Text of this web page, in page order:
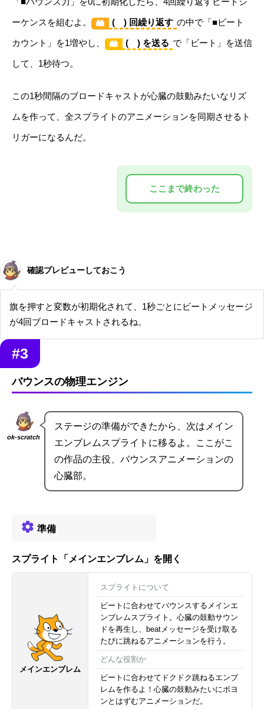
ーケンスを組むよ。 ( ) 回繰り返す の中で「■ビート
カウント」を1増やし、 ( ) を送る で「ビート」を送信
して、1秒待つ。
この1秒間隔のブロードキャストが心臓の鼓動みたいなリズ
ムを作って、全スプライトのアニメーションを同期させるト
リガーになるんだ。
確認プレビューしておこう
旗を押すと変数が初期化されて、1秒ごとにビートメッセージ
が4回ブロードキャストされるね。
#3
バウンスの物理エンジン
ok-scratch
ステージの準備ができたから、次はメイン
エンブレムスプライトに移るよ。ここがこ
の作品の主役、バウンスアニメーションの
心臓部。
準備
スプライト「メインエンブレム」を開く
メインエンブレム
スプライトについて
ビートに合わせてバウンスするメインエ
ンブレムスプライト。心臓の鼓動サウン
ドを再生し、beatメッセージを受け取る
たびに跳ねるアニメーションを行う。
どんな役割か
ビートに合わせてドクドク跳ねるエンブ
レムを作るよ！心臓の鼓動みたいにボヨ
ンとはずむアニメーションだ。